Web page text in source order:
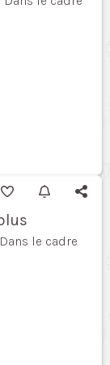
le cadre